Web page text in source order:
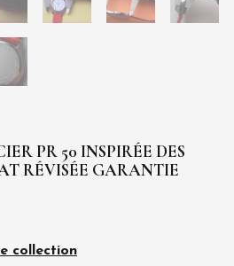
PR 50 INSPIRÉE DES
RÉVISÉE GARANTIE
collection